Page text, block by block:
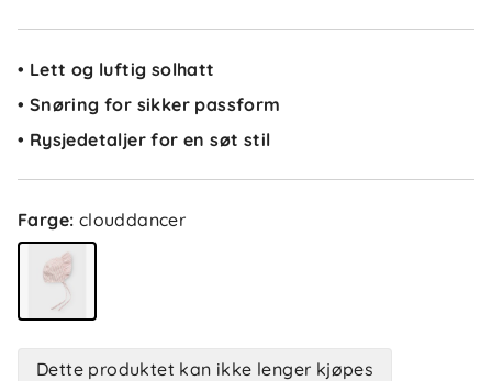
• Lett og luftig solhatt
• Snøring for sikker passform
• Rysjedetaljer for en søt stil
Farge: clouddancer
Dette produktet kan ikke lenger kjøpes